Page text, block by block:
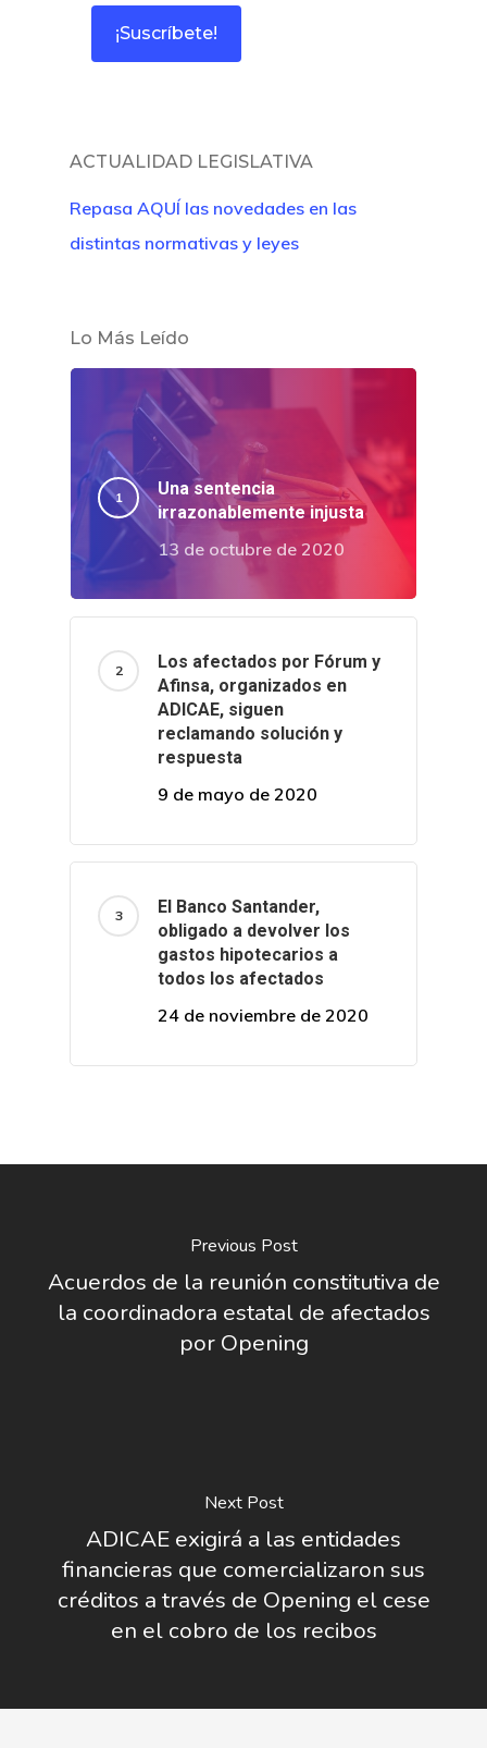
ACTUALIDAD LEGISLATIVA
Repasa AQUÍ las novedades en las
distintas normativas y leyes
Lo Más Leído
Una sentencia
irrazonablemente injusta
13 de octubre de 2020
Los afectados por Fórum y
Afinsa, organizados en
ADICAE, siguen
reclamando solución y
respuesta
9 de mayo de 2020
El Banco Santander,
obligado a devolver los
gastos hipotecarios a
todos los afectados
24 de noviembre de 2020
Previous Post
Acuerdos de la reunión constitutiva de
la coordinadora estatal de afectados
por Opening
Next Post
ADICAE exigirá a las entidades
financieras que comercializaron sus
créditos a través de Opening el cese
en el cobro de los recibos
Colabora
¿Quiénes